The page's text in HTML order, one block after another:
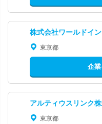
株式会社ワールドイ
東京都
企
アルティウスリンク
東京都